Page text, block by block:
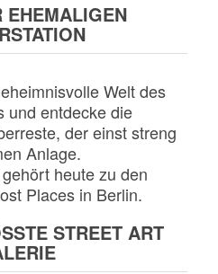
EHEMALIGEN
Welt des
und entdecke die
der einst streng
Anlage.
heute zu den
Places in Berlin.
STREET ART